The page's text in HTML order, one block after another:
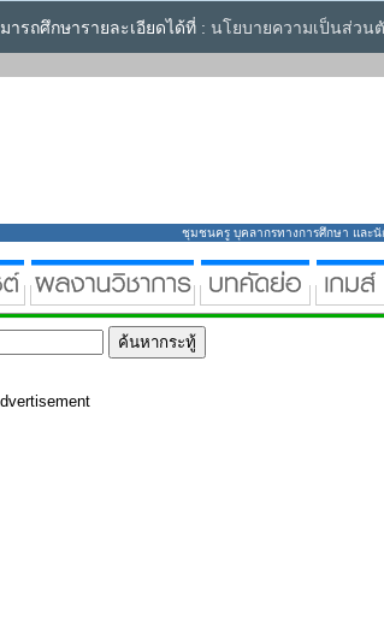
รถศึกษารายละเอียดได้ที่ : นโยบายความเป็นส่วน
ชุมชนครู บุคลากรทางการศึกษา และนั